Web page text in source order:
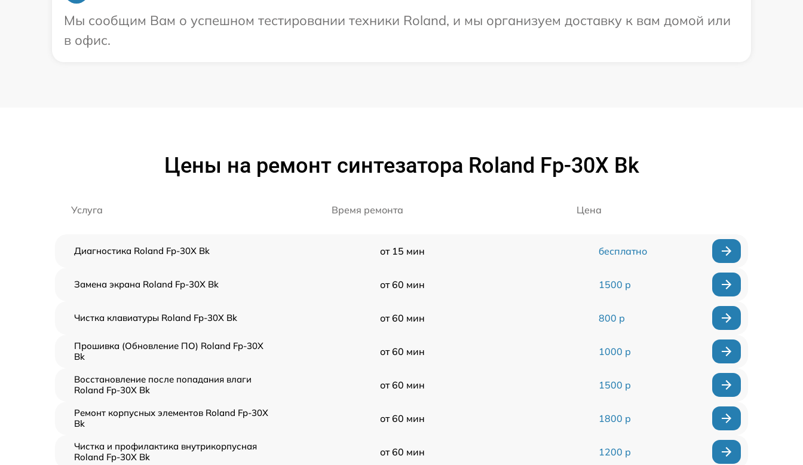
Мы сообщим Вам о успешном тестировании техники Roland, и мы организуем доставку к вам домой или
в офис.
Цены на ремонт синтезатора Roland Fp-30X Bk
Услуга Время ремонта Цена
Диагностика Roland Fp-30X Bk от 15 мин бесплатно
Замена экрана Roland Fp-30X Bk от 60 мин 1500 р
Чистка клавиатуры Roland Fp-30X Bk от 60 мин 800 р
Прошивка (Обновление ПО) Roland Fp-30X
Bk
от 60 мин 1000 р
Восстановление после попадания влаги
Roland Fp-30X Bk
от 60 мин 1500 р
Ремонт корпусных элементов Roland Fp-30X
Bk
от 60 мин 1800 р
Чистка и профилактика внутрикорпусная
Roland Fp-30X Bk
от 60 мин 1200 р